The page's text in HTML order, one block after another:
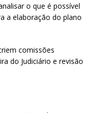
o que é possível
a elaboração do plano
comissões
do Judiciário e revisão